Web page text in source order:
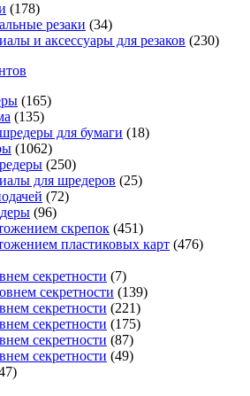
(178)
резаки (34)
и аксессуары для резаков (230)
(165)
(135)
для бумаги (18)
(1062)
(250)
для шредеров (25)
(72)
(96)
скрепок (451)
пластиковых карт (476)
секретности (7)
секретности (139)
секретности (221)
секретности (175)
секретности (87)
секретности (49)